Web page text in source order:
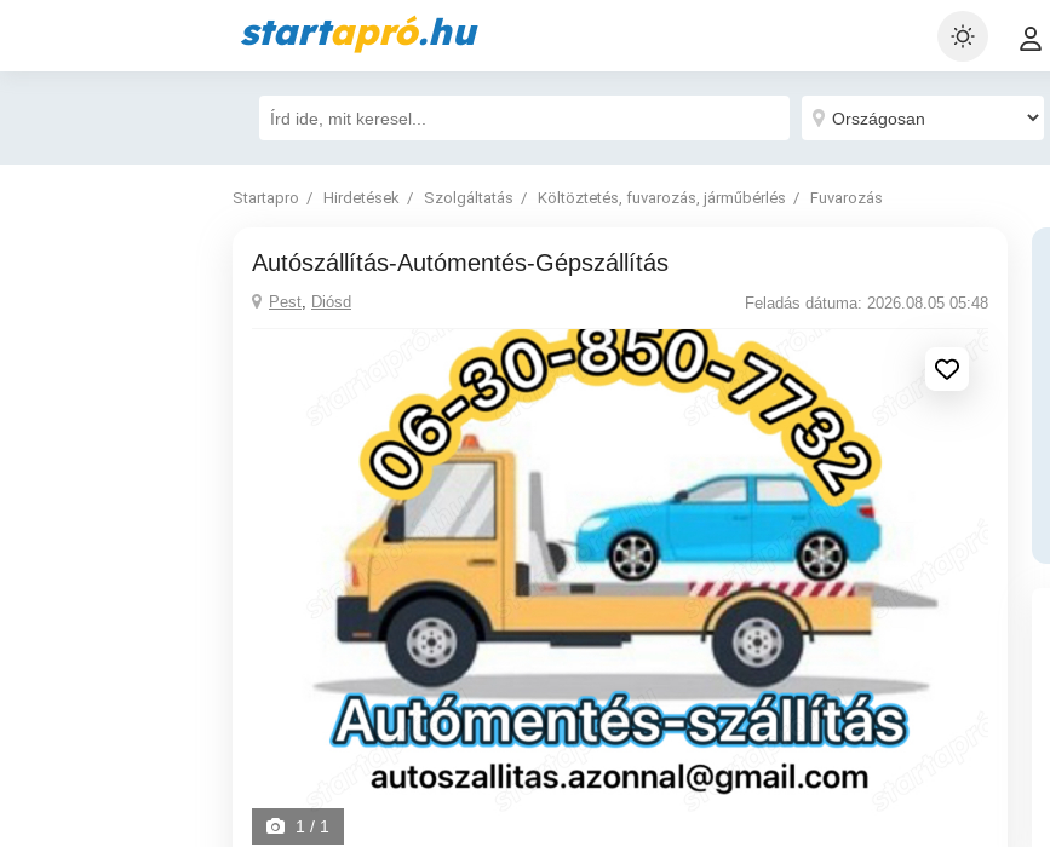
startapró.hu
Startapro Hirdetések Szolgáltatás Költöztetés, fuvarozás, járműbérlés Fuvarozás
Autószállítás-Autómentés-Gépszállítás
Pest, Diósd Feladás dátuma: 2026.08.05 05:48
1 / 1